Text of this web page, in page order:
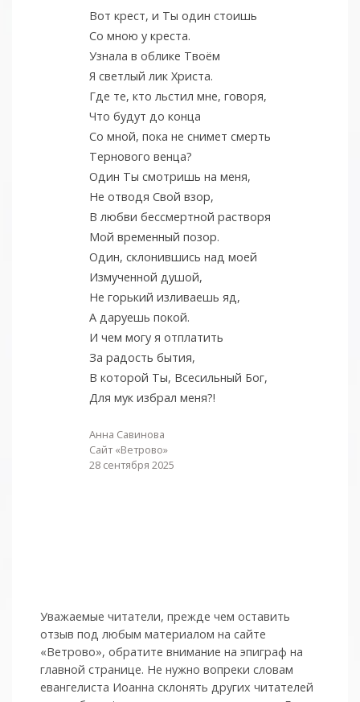
Вот крест, и Ты один стоишь
Со мною у креста.
Узнала в облике Твоём
Я светлый лик Христа.
Где те, кто льстил мне, говоря,
Что будут до конца
Со мной, пока не снимет смерть
Тернового венца?
Один Ты смотришь на меня,
Не отводя Свой взор,
В любви бессмертной растворя
Мой временный позор.
Один, склонившись над моей
Измученной душой,
Не горький изливаешь яд,
А даруешь покой.
И чем могу я отплатить
За радость бытия,
В которой Ты, Всесильный Бог,
Для мук избрал меня?!
Анна Савинова
Сайт «Ветрово»
28 сентября 2025
Уважаемые читатели, прежде чем оставить
отзыв под любым материалом на сайте
«Ветрово», обратите внимание на эпиграф на
главной странице. Не нужно вопреки словам
евангелиста Иоанна склонять других читателей